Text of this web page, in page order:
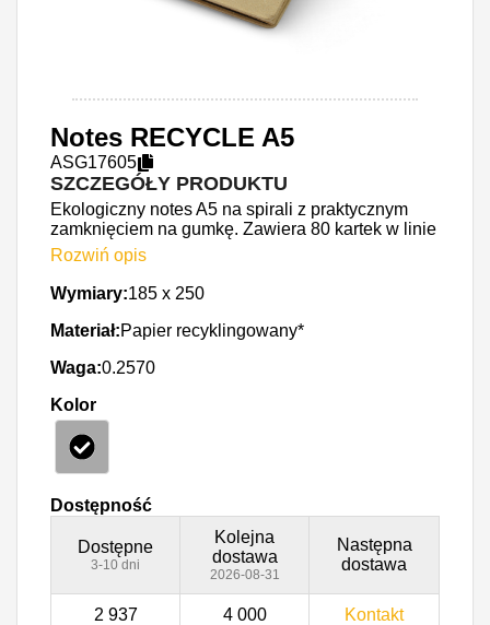
Notes RECYCLE A5
ASG17605
SZCZEGÓŁY PRODUKTU
Ekologiczny notes A5 na spirali z praktycznym
zamknięciem na gumkę. Zawiera 80 kartek w linie
wykonanych z papieru po recyklingu. Uroku
dodaje ozdobne wykończenie tekturą falistą. Logo
nadrukujemy na okładce.
Rozwiń opis
Wymiary:185 x 250
Materiał:Papier recyklingowany*
Waga:0.2570
Kolor
Dostępność
Dostępne
3-10 dni
Kolejna
dostawa
2026-08-31
Następna
dostawa
2 937 4 000 Kontakt